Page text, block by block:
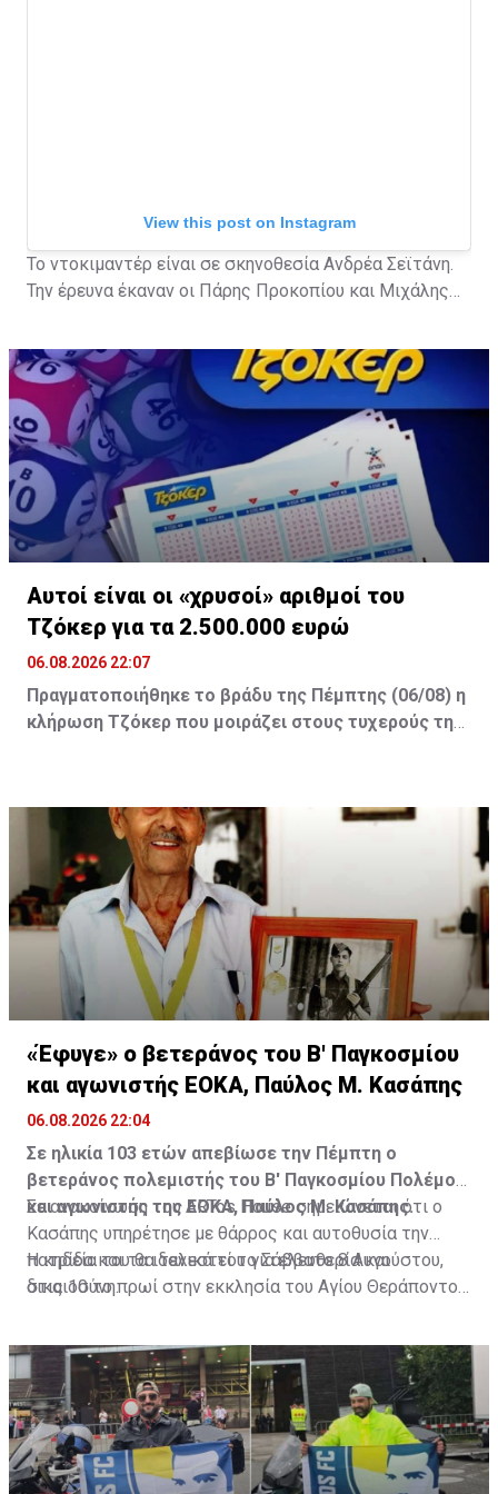
View this post on Instagram
A post shared by ERTflix (@ertflix)
Το ντοκιμαντέρ είναι σε σκηνοθεσία Ανδρέα Σεϊτάνη.
Την έρευνα έκαναν οι Πάρης Προκοπίου και Μιχάλης
Αυτοί είναι οι «χρυσοί» αριθμοί του
Τζόκερ για τα 2.500.000 ευρώ
06.08.2026 22:07
Πραγματοποιήθηκε το βράδυ της Πέμπτης (06/08) η
κλήρωση Τζόκερ που μοιράζει στους τυχερούς της
13, 1, 30, 7 και Τζόκερ: 15
«Έφυγε» ο βετεράνος του Β' Παγκοσμίου
και αγωνιστής ΕΟΚΑ, Παύλος Μ. Κασάπης
06.08.2026 22:04
Σε ηλικία 103 ετών απεβίωσε την Πέμπτη ο
βετεράνος πολεμιστής του Β' Παγκοσμίου Πολέμου
και αγωνιστής της ΕΟΚΑ, Παύλος Μ. Κασάπης.
Σε ανακοίνωση του ARTos House σημειώνεται ότι ο
Κασάπης υπηρέτησε με θάρρος και αυτοθυσία την
πατρίδα και τα ιδανικά του για ελευθερία και
δικαιοσύνη.
Η κηδεία του θα τελεστεί το Σάββατο 8 Αυγούστου,
στις 10 το πρωί στην εκκλησία του Αγίου Θεράποντος
Πηγή: ΚΥΠΕ